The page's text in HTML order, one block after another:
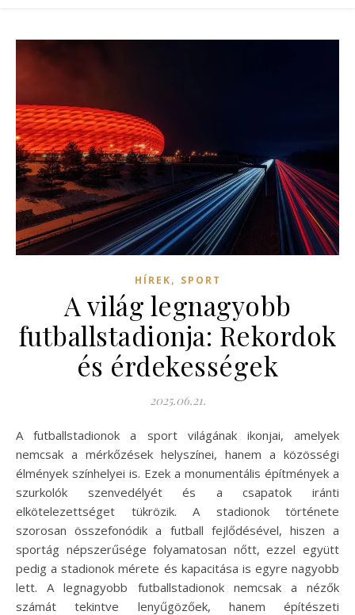
HÍREK, SPORT
A világ legnagyobb
futballstadionja: Rekordok
és érdekességek
2025.06.21.
A futballstadionok a sport világának ikonjai, amelyek
nemcsak a mérkőzések helyszínei, hanem a közösségi
élmények színhelyei is. Ezek a monumentális építmények a
szurkolók szenvedélyét és a csapatok iránti
elkötelezettséget tükrözik. A stadionok története
szorosan összefonódik a futball fejlődésével, hiszen a
sportág népszerűsége folyamatosan nőtt, ezzel együtt
pedig a stadionok mérete és kapacitása is egyre nagyobb
lett. A legnagyobb futballstadionok nemcsak a nézők
számát tekintve lenyűgözőek, hanem építészeti